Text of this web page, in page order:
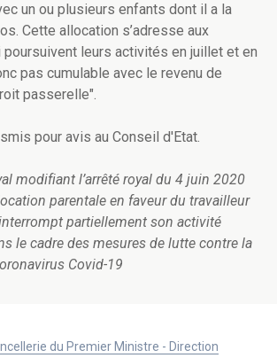
un ou plusieurs enfants dont il a la
Cette allocation s’adresse aux
poursuivent leurs activités en juillet et en
pas cumulable avec le revenu de
passerelle".
pour avis au Conseil d'Etat.
modifiant l’arrêté royal du 4 juin 2020
parentale en faveur du travailleur
partiellement son activité
le cadre des mesures de lutte contre la
Covid-19
du Premier Ministre - Direction